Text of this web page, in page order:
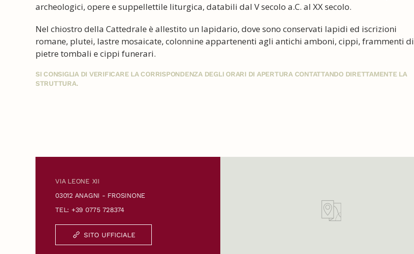
archeologici, opere e suppellettile liturgica, databili dal V secolo a.C. al XX secolo.
Nel chiostro della Cattedrale è allestito un lapidario, dove sono conservati lapidi ed iscrizioni
romane, plutei, lastre mosaicate, colonnine appartenenti agli antichi amboni, cippi, frammenti di
pietre tombali e cippi funerari.
SI CONSIGLIA DI VERIFICARE LA CORRISPONDENZA DEGLI ORARI DI APERTURA CONTATTANDO DIRETTAMENTE LA
STRUTTURA.
VIA LEONE XII
03012 ANAGNI - FROSINONE
TEL: +39 0775 728374
SITO UFFICIALE